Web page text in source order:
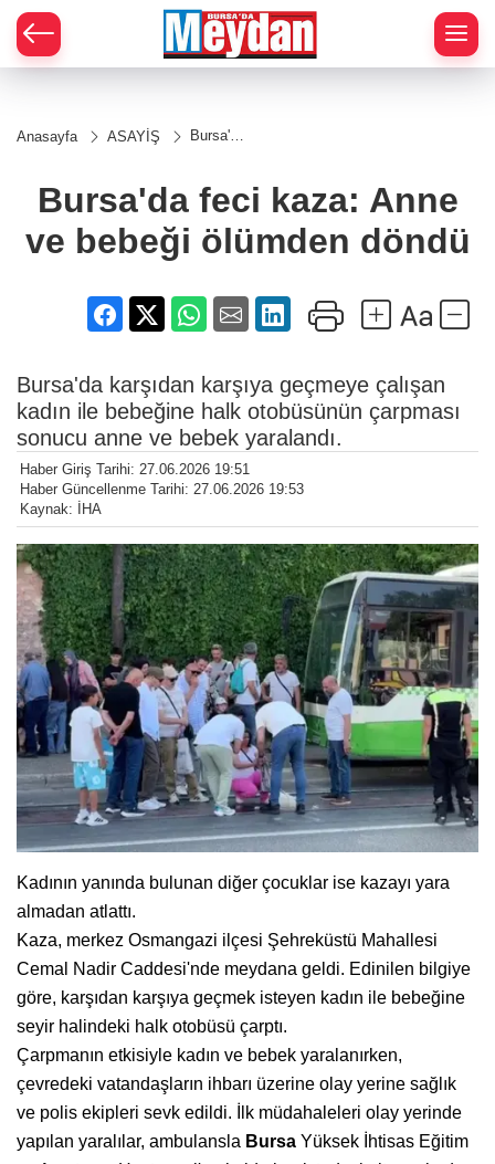
Anasayfa ASAYİŞ
Bursa'da
Anne ve
bebeği
döndü
Bursa'da feci kaza: Anne
ve bebeği ölümden döndü
Bursa'da karşıdan karşıya geçmeye çalışan
kadın ile bebeğine halk otobüsünün çarpması
sonucu anne ve bebek yaralandı.
Haber Giriş Tarihi: 27.06.2026 19:51
Haber Güncellenme Tarihi: 27.06.2026 19:53
Kaynak: İHA
Kadının yanında bulunan diğer çocuklar ise kazayı yara
almadan atlattı.
Kaza, merkez Osmangazi ilçesi Şehreküstü Mahallesi
Cemal Nadir Caddesi'nde meydana geldi. Edinilen bilgiye
göre, karşıdan karşıya geçmek isteyen kadın ile bebeğine
seyir halindeki halk otobüsü çarptı.
Çarpmanın etkisiyle kadın ve bebek yaralanırken,
çevredeki vatandaşların ihbarı üzerine olay yerine sağlık
ve polis ekipleri sevk edildi. İlk müdahaleleri olay yerinde
yapılan yaralılar, ambulansla Bursa Yüksek İhtisas Eğitim